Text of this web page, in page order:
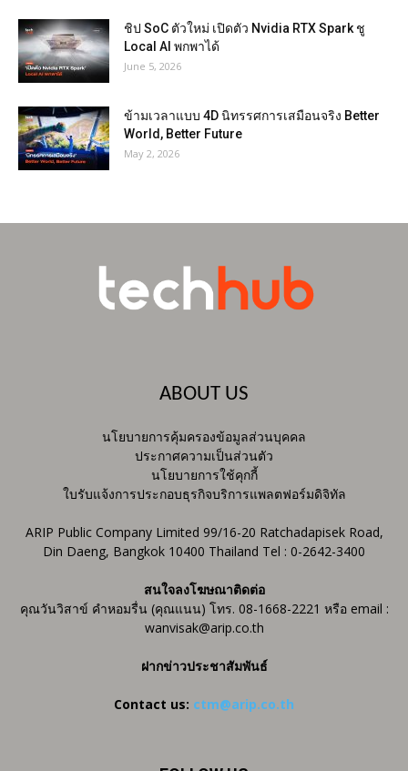
ชิป SoC ตัวใหม่ เปิดตัว Nvidia RTX Spark ชู
Local AI พกพาได้
June 5, 2026
ข้ามเวลาแบบ 4D นิทรรศการเสมือนจริง Better
World, Better Future
May 2, 2026
ABOUT US
นโยบายการคุ้มครองข้อมูลส่วนบุคคล
ประกาศความเป็นส่วนตัว
นโยบายการใช้คุกกี้
ใบรับแจ้งการประกอบธุรกิจบริการแพลตฟอร์มดิจิทัล
ARIP Public Company Limited 99/16-20 Ratchadapisek Road,
Din Daeng, Bangkok 10400 Thailand Tel : 0-2642-3400
สนใจลงโฆษณาติดต่อ
คุณวันวิสาข์ คำหอมรื่น (คุณแนน) โทร. 08-1668-2221 หรือ email :
wanvisak@arip.co.th
ฝากข่าวประชาสัมพันธ์
Contact us: ctm@arip.co.th